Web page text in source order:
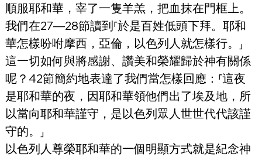
順服耶和華，宰了一隻羊羔，把血抹在門框上。
我們在27—28節讀到⸢於是百姓低頭下拜。耶和
華怎樣吩咐摩西，亞倫，以色列人就怎樣行。⸥
這一切如何與將感謝、讚美和榮耀歸於神有關係
呢？42節簡約地表達了我們當怎樣回應：⸢這夜
是耶和華的夜，因耶和華領他們出了埃及地，所
以當向耶和華謹守，是以色列眾人世世代代該謹
守的。⸥
以色列人尊榮耶和華的一個明顯方式就是紀念神